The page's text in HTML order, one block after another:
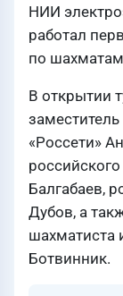
НИИ
работал
по
В открытии
«Россети»
Балгабаев,
Дубов, а
шахматиста
Ботвинник.